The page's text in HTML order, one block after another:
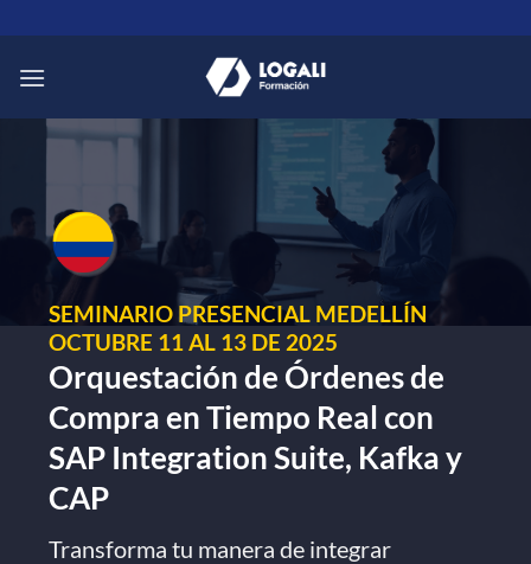
al
contenido
SEMINARIO PRESENCIAL MEDELLÍN
OCTUBRE 11 AL 13 DE 2025
Orquestación de Órdenes de
Compra en Tiempo Real con
SAP Integration Suite, Kafka y
CAP
Transforma tu manera de integrar